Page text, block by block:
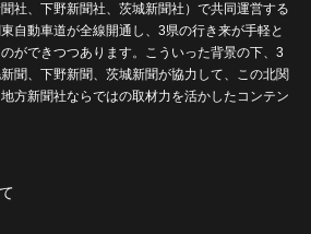
社、下野新聞社、茨城新聞社）で共同運営する
自動車道が全線開通し、3県の行き来が手軽と
ができつつあります。こういった背景の下、3
聞、下野新聞、茨城新聞が協力して、この北関
方新聞社ならではの取材力を活かしたコンテン